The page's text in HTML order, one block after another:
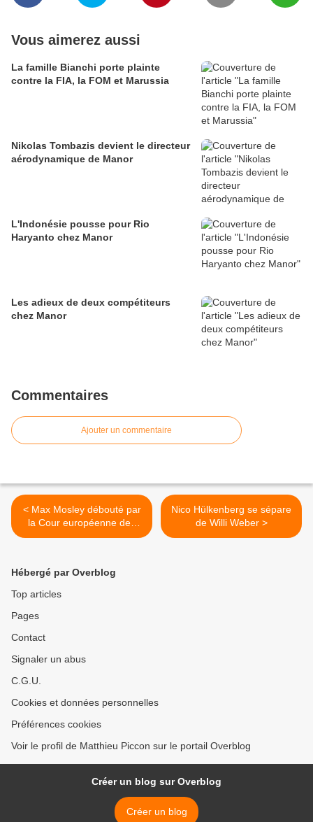
Vous aimerez aussi
La famille Bianchi porte plainte
contre la FIA, la FOM et Marussia
Nikolas Tombazis devient le directeur
aérodynamique de Manor
L'Indonésie pousse pour Rio
Haryanto chez Manor
Les adieux de deux compétiteurs
chez Manor
Commentaires
Ajouter un commentaire
< Max Mosley débouté par
la Cour européenne des
droits de l'homme
Nico Hülkenberg se sépare
de Willi Weber >
Hébergé par Overblog
Top articles
Pages
Contact
Signaler un abus
C.G.U.
Cookies et données personnelles
Préférences cookies
Voir le profil de Matthieu Piccon sur le portail Overblog
Créer un blog sur Overblog
Créer un blog